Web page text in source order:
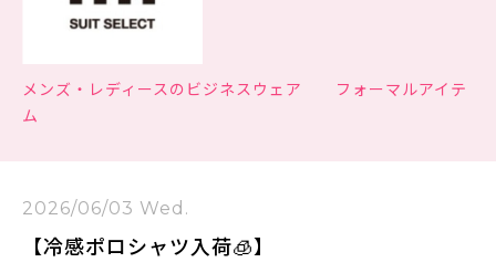
メンズ・レディースのビジネスウェア フォーマルアイテ
ム
2026/06/03 Wed.
【冷感ポロシャツ入荷🧊】